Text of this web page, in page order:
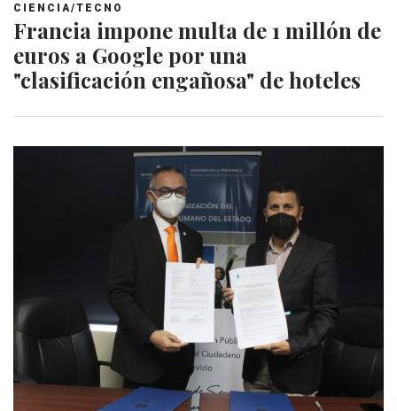
CIENCIA/TECNO
Francia impone multa de 1 millón de
euros a Google por una
"clasificación engañosa" de hoteles